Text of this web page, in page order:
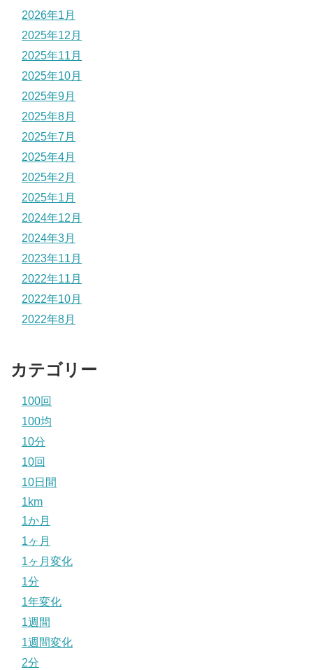
2026年1月
2025年12月
2025年11月
2025年10月
2025年9月
2025年8月
2025年7月
2025年4月
2025年2月
2025年1月
2024年12月
2024年3月
2023年11月
2022年11月
2022年10月
2022年8月
カテゴリー
100回
100均
10分
10回
10日間
1km
1か月
1ヶ月
1ヶ月変化
1分
1年変化
1週間
1週間変化
2分